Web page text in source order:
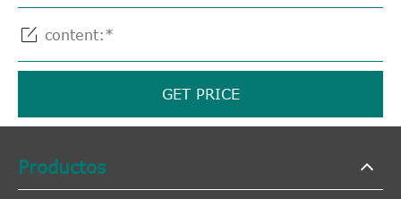

GET PRICE
Productos